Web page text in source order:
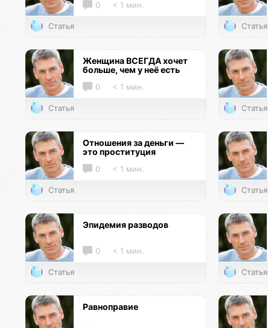
0 < 1 мин.
Статья Статья
Женщина ВСЕГДА хочет
больше, чем у неё есть
0 < 1 мин.
Статья Статья
Отношения за деньги —
это проституция
0 < 1 мин.
Статья Статья
Эпидемия разводов
0 < 1 мин.
Статья Статья
Равноправие